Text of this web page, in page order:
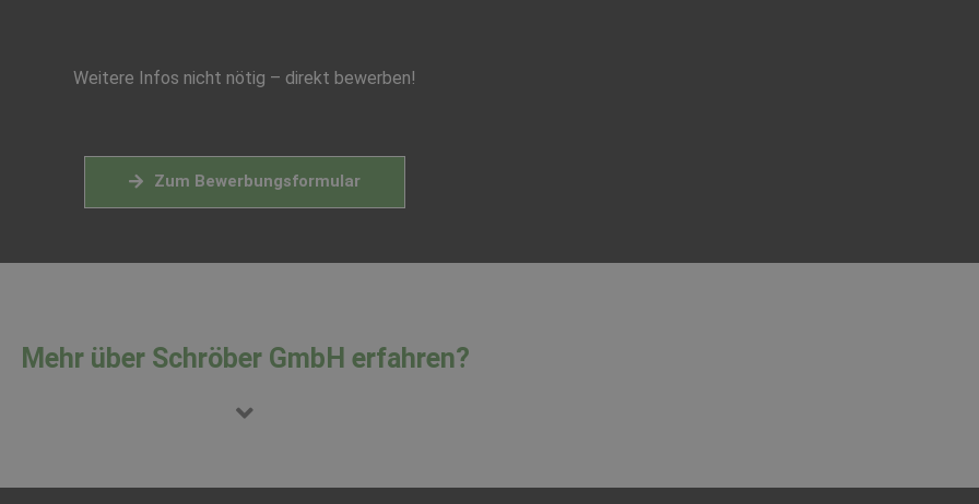
Weitere Infos nicht nötig – direkt bewerben!
Zum Bewerbungsformular
Mehr über Schröber GmbH erfahren?